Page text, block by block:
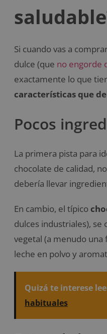
Si cuando vas a
dulce (que no engorde
exactamente lo que
características que
Pocos
La primera pista para
chocolate de calidad,
debería llevar
En cambio, el típico
dulces industriales), se
vegetal (a menudo
leche en polvo y
Quizá te interese
habituales